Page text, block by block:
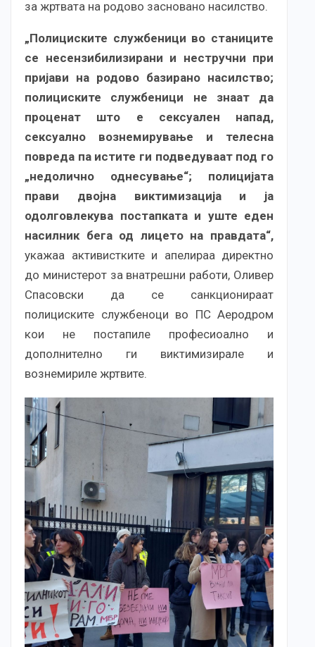
за жртвата на родово засновано насилство.
„Полициските службеници во станиците
се несензибилизирани и нестручни при
пријави на родово базирано насилство;
полициските службеници не знаат да
проценат што е сексуален напад,
сексуално вознемирување и телесна
повреда па истите ги подведуваат под го
„недолично однесување“; полицијата
прави двојна виктимизација и ја
одолговлекува постапката и уште еден
насилник бега од лицето на правдата“,
укажаа активистките и апелираа директно
до министерот за внатрешни работи, Оливер
Спасовски да се санкционираат
полициските службеноци во ПС Аеродром
кои не постапиле професиоално и
дополнително ги виктимизирале и
вознемириле жртвите.